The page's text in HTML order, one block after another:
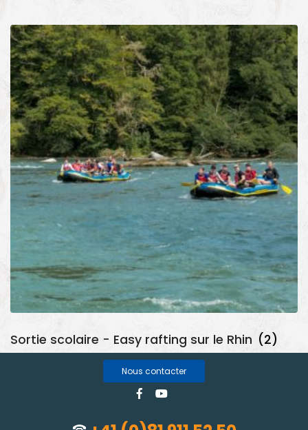
Sortie scolaire - Easy rafting sur le Rhin (2)
Nous contacter